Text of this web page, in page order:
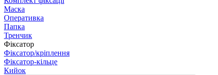
Маска
Оперативка
Папка
Тренчик
Фіксатор
Фіксатор/кріплення
Фіксатор-кільце
Кийок